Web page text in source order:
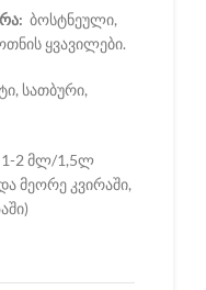
ბოსტნეული,
ყვავილები.
სათბური,
1-2 მლ/1,5ლ
მეორე კვირაში,